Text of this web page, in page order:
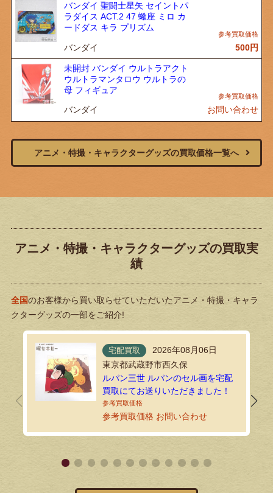
バンダイ 聖闘士星矢 セイントパ
ラダイス ACT.2 47 蠍座 ミロ カ
ードダス キラ プリズム
バンダイ 500円
未開封 バンダイ ウルトラアクト
ウルトラマンタロウ ウルトラの
母 フィギュア
バンダイ お問い合わせ
アニメ・特撮・キャラクターグッズの買取価格一覧へ
アニメ・特撮・キャラクターグッズの買取実
績
全国のお客様から買い取らせていただいたアニメ・特撮・キャラ
クターグッズの一部をご紹介!
宅配買取
2026年08月06日
東京都武蔵野市西久保
ルパン三世 ルパンのセル画を宅配
買取にてお送りいただきました！
参考買取価格 お問い合わせ